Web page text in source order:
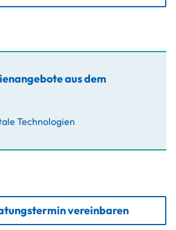
aus dem
Technologien
vereinbaren